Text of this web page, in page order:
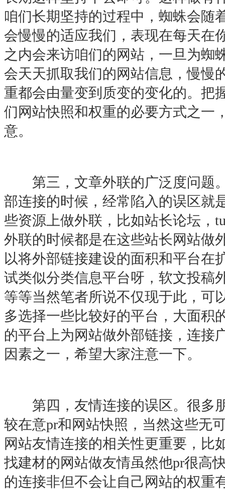
咱们长期坚持的过程中，蜘蛛会随
会慢慢的适应我们，表现在每天在
之内会来访咱们的网站，一旦为蜘
会天天抓取我们的网站信息，慢慢
重都会由量变到质变的变化的。把
们网站快照和权重的必要方式之一
意。
第三，文章外联的广泛度问题
部连接的时候，经常陷入的误区就
些资源上做外联，比如站长论坛，
外联的时候都是在这些站长网站做
以将外部链接建设的面积和平台在
试类似分类信息平台呀，软文投稿
等等当然笔者所说不仅现于此，可
多选择一些比较好的平台，大面积
的平台上为网站做外部链接，连接
因素之一，希望大家注意一下。
第四，友情连接的误区。很多
较在意pr和网站快照，当然这些无
网站友情连接的相关性更重要，比
找建材的网站做友情虽然他pr很高
的连接非但不会让自己网站的权重